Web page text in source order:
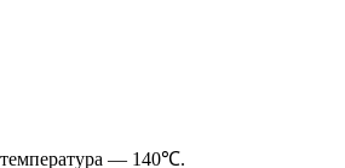
температура — 140℃.